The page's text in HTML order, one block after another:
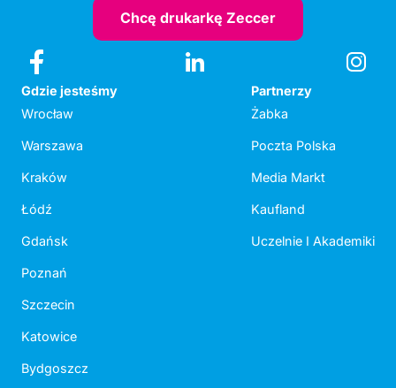
Chcę drukarkę Zeccer
Gdzie jesteśmy
Wrocław
Warszawa
Kraków
Łódź
Gdańsk
Poznań
Szczecin
Katowice
Bydgoszcz
Partnerzy
Żabka
Poczta Polska
Media Markt
Kaufland
Uczelnie I Akademiki